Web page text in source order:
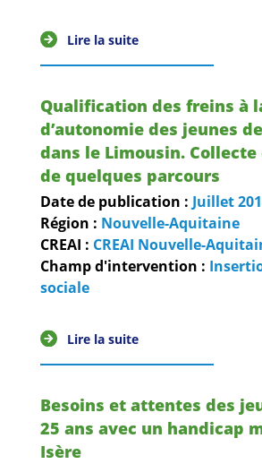
ActualitésLire la suite
Qualification des freins à
d’autonomie des jeunes
dans le Limousin.
de quelques parcours
Date de publication : Juillet
Région : Nouvelle-Aquitaine
CREAI : CREAI Nouvelle-
Champ d'intervention :
sociale
Lire la suite
Besoins et attentes des
25 ans avec un handicap
Isère